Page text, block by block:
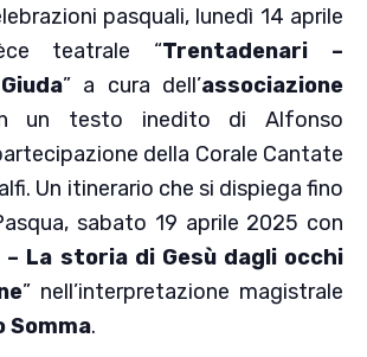
pasquali, lunedì 14 aprile
teatrale “Trentadenari –
” a cura dell’associazione
un testo inedito di Alfonso
della Corale Cantate
Un itinerario che si dispiega fino
sabato 19 aprile 2025 con
– La storia di Gesù dagli occhi
” nell’interpretazione magistrale
Somma.